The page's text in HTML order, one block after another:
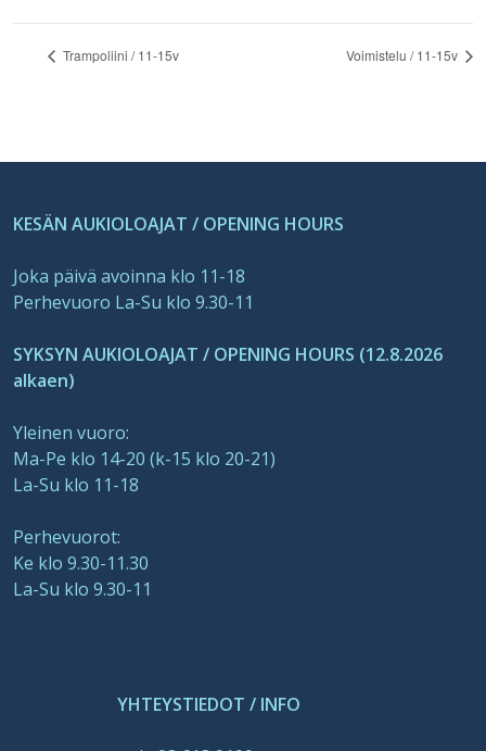
Trampoliini / 11-15v Voimistelu / 11-15v
KESÄN AUKIOLOAJAT / OPENING HOURS
Joka päivä avoinna klo 11-18
Perhevuoro La-Su klo 9.30-11
SYKSYN AUKIOLOAJAT / OPENING HOURS (12.8.2026
alkaen)
Yleinen vuoro:
Ma-Pe klo 14-20 (k-15 klo 20-21)
La-Su klo 11-18
Perhevuorot:
Ke klo 9.30-11.30
La-Su klo 9.30-11
YHTEYSTIEDOT / INFO